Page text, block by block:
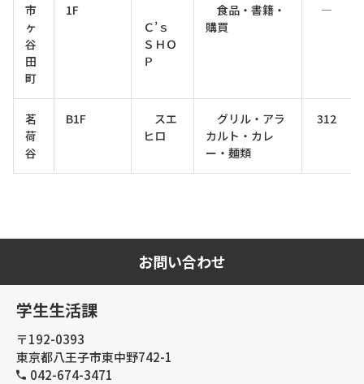
市
ヶ
谷
田
町
1F
Ｃ’ｓ
ＳＨＯ
Ｐ
食品・書籍・
購買
―
茗
荷
谷
B1F
スエ
ヒロ
グリル・アラ
カルト・カレ
ー・麺類
312
お問い合わせ
学生生活課
〒192-0393
東京都八王子市東中野742-1
042-674-3471